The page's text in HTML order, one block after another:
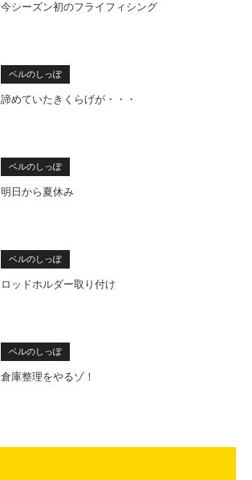
今シーズン初のフライフィシング
ベルのしっぽ
諦めていたきくらげが・・・
ベルのしっぽ
明日から夏休み
ベルのしっぽ
ロッドホルダー取り付け
ベルのしっぽ
倉庫整理をやるゾ！